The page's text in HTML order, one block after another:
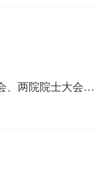
习近平：在国家科学技术奖励大会、两院院士大会、中国科协第十一次全国代表大会上的讲话